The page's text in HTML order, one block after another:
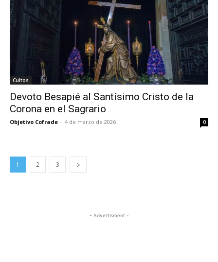
Cultos
Devoto Besapié al Santísimo Cristo de la
Corona en el Sagrario
Objetivo Cofrade - 4 de marzo de 2026 0
1 2 3
- Advertisment -